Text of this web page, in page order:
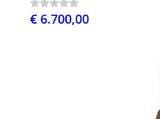
€ 6.700,00